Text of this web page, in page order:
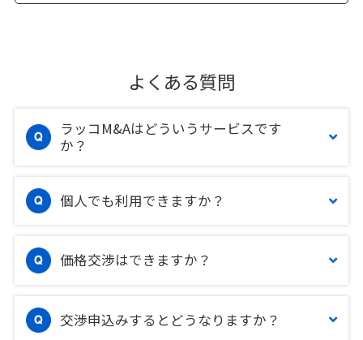
よくある質問
ラッコM&Aはどういうサービスです
か？
個人でも利用できますか？
価格交渉はできますか？
交渉申込みするとどうなりますか？